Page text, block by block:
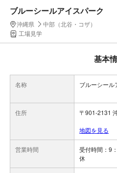
ブルーシールアイスパーク
沖縄県
中部（北谷・コザ）
工場見学
基本
名称 ブルーシール
住所 〒901-2131
地図を見る
営業時間
受付時間：9
休